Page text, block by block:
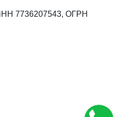
7736207543, ОГРН